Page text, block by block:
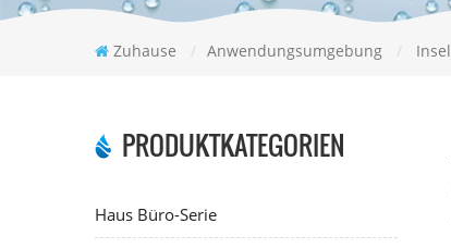
Zuhause / Anwendungsumgebung / Insel
PRODUKTKATEGORIEN
Haus Büro-Serie